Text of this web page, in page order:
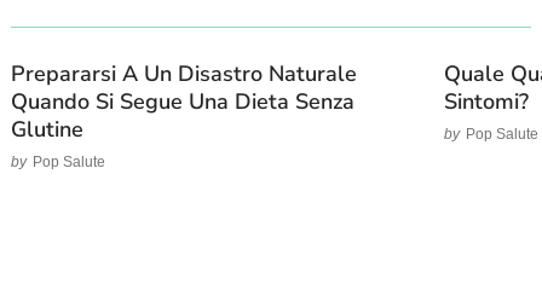
Prepararsi A Un Disastro Naturale
Quando Si Segue Una Dieta Senza
Glutine
by Pop Salute
Quale
Sintomi?
by Pop Salute